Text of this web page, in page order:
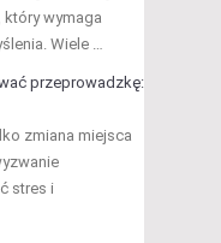
wymaga
Wiele …
przeprowadzkę:
zmiana miejsca
stres i